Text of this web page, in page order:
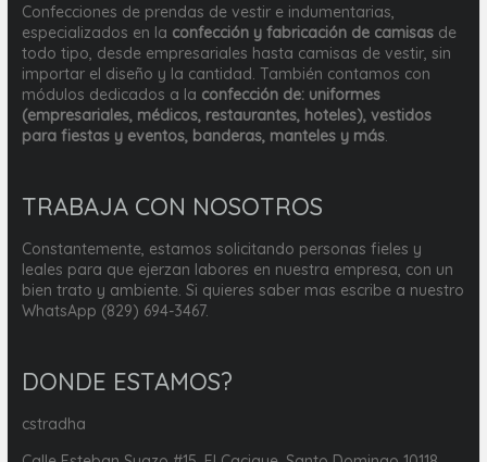
Confecciones de prendas de vestir e indumentarias,
especializados en la confección y fabricación de camisasde
todo tipo, desde empresariales hasta camisas de vestir, sin
importar el diseño y la cantidad. También contamos con
módulos dedicados a la confección de: uniformes
(empresariales, médicos, restaurantes, hoteles), vestidos
para fiestas y eventos, banderas, manteles y más.
TRABAJA CON NOSOTROS
Constantemente, estamos solicitando personas fieles y
leales para que ejerzan labores en nuestra empresa, con un
bien trato y ambiente. Si quieres saber mas escribe a nuestro
WhatsApp (829) 694-3467.
DONDE ESTAMOS?
cstradha